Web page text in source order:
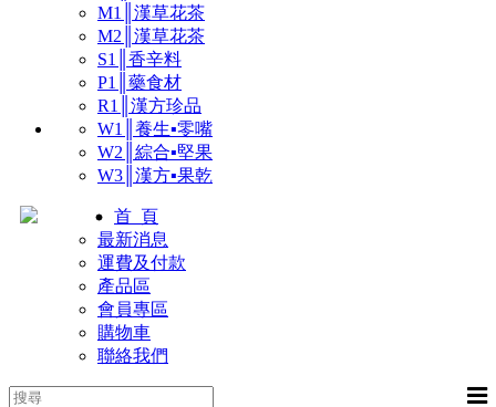
M1║漢草花茶
M2║漢草花茶
S1║香辛料
P1║藥食材
R1║漢方珍品
W1║養生▪零嘴
W2║綜合▪堅果
W3║漢方▪果乾
首 頁
最新消息
運費及付款
產品區
會員專區
購物車
聯絡我們